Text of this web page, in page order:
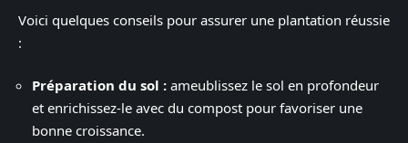
Voici quelques conseils pour assurer une plantation réussie
:
Préparation du sol : ameublissez le sol en profondeur
et enrichissez-le avec du compost pour favoriser une
bonne croissance.